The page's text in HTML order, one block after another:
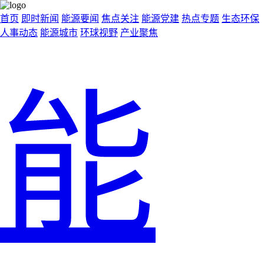
首页 即时新闻 能源要闻 焦点关注 能源党建 热点专题 生态环保
人事动态 能源城市 环球视野 产业聚焦
能